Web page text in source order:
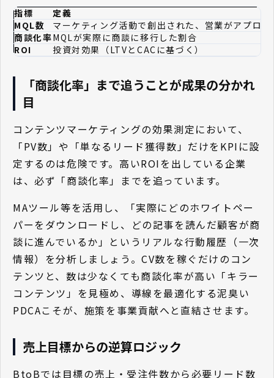
指標
定義
MQL数
マーケティング活動で創出された、営業がアプロ
商談化率MQLが実際に商談に移行した割合
ROI
投資対効果（LTVとCACに基づく）
「商談化率」まで追うことが成果の分かれ
目
コンテンツマーケティングの効果測定において、
「PV数」や「単なるリード獲得数」だけをKPIに設
定するのは危険です。高いROIを出している企業
は、必ず「商談化率」までを追っています。
MAツール等を活用し、「実際にどのホワイトペー
パーをダウンロードし、どの記事を読んだ顧客が商
談に進んでいるか」というリアルな行動履歴（一次
情報）を分析しましょう。CV数を稼ぐだけのコン
テンツと、数は少なくても商談化率が高い「キラー
コンテンツ」を見極め、導線を最適化する泥臭い
PDCAこそが、施策を事業貢献へと直結させます。
売上目標からの逆算ロジック
BtoBでは目標の売上・受注件数から必要リード数